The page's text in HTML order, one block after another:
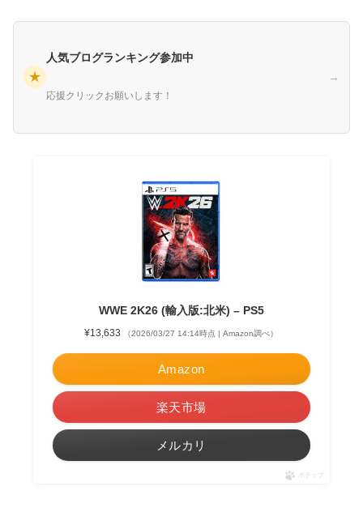
★
人気ブログランキング参加中
応援クリックお願いします！
→
WWE 2K26 (輸入版:北米) – PS5
¥13,633 （2026/03/27 14:14時点 | Amazon調べ）
Amazon
楽天市場
メルカリ
ポチップ